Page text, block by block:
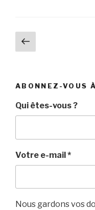
e
b
o
k
Navigation
des
Page
précédente
ABONNEZ-VOUS
Qui êtes-vous ?
Votre e-mail*
Nous gardons vos